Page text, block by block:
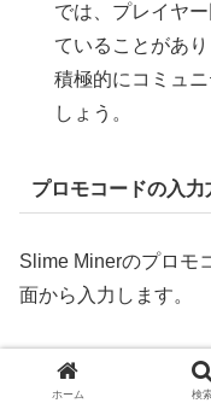
では、プレイヤ
ていることがあり
積極的にコミュ
しょう。
プロモコードの入力
Slime Minerのプロモ
面から入力します。
Slime Minerを起
設定（Settings）
ホーム 検